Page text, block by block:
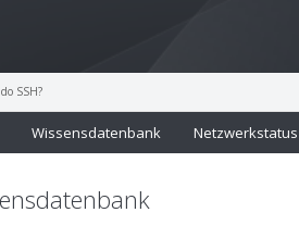
SSH?
Wissensdatenbank Netzwerkstatus